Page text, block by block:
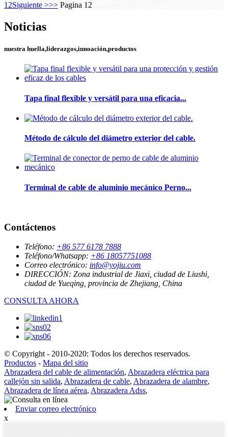
1 2Siguiente >>> Pagina 12
Noticias
nuestra huella,liderazgos,innoación,productos
Tapa final flexible y versátil para una eficacia...
Método de cálculo del diámetro exterior del cable.
Terminal de cable de aluminio mecánico Perno...
Contáctenos
Teléfono: +86 577 6178 7888
Teléfono/Whatsapp: +86 18057751088
Correo electrónico: info@yojiu.com
DIRECCIÓN: Zona industrial de Jiaxi, ciudad de Liushi,
ciudad de Yueqing, provincia de Zhejiang, China
CONSULTA AHORA
© Copyright - 2010-2020: Todos los derechos reservados.
Productos - Mapa del sitio
Abrazadera del cable de alimentación, Abrazadera eléctrica para
callejón sin salida, Abrazadera de cable, Abrazadera de alambre,
Abrazadera de línea aérea, Abrazadera Adss,
Enviar correo electrónico
x